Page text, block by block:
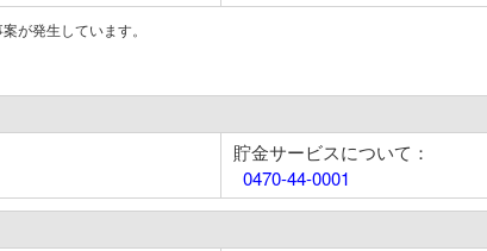
が発生しています。
貯金サービスについて：
0470-44-0001